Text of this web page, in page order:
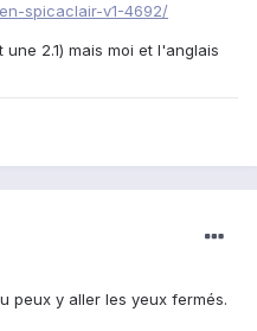
spicaclair-v1-4692/
2.1) mais moi et l'anglais
peux y aller les yeux fermés.